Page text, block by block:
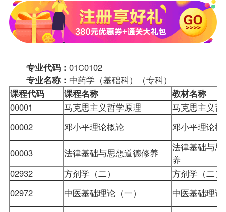
专业代码： 01C0102
专业名称： 中药学（基础科）（专科）
课程代码 课程名称 教材名称
00001
马克思主义哲学原理
马克思主义
00002
邓小平理论概论 邓小平理论
00003 法律基础与思想道德修养
法律基础与
养
02932
方剂学（二）
方剂学（二
02972
中医基础理论（一） 中医基础理